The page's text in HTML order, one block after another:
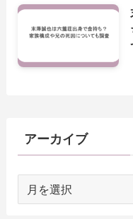
アーカイブ